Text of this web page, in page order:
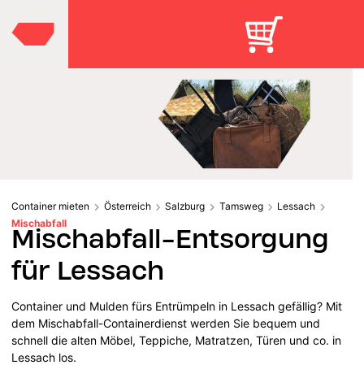
Container mieten Österreich Salzburg Tamsweg
Lessach
Mischabfall
Mischabfall-Entsorgung
für Lessach
Container und Mulden fürs Entrümpeln in Lessach gefällig? Mit
dem Mischabfall-Containerdienst werden Sie bequem und
schnell die alten Möbel, Teppiche, Matratzen, Türen und co. in
Lessach los.